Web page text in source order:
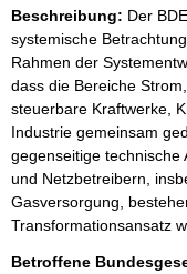
Beschreibung: Der
systemische
Rahmen der
dass die Bereiche
steuerbare Kraftwerke,
Industrie gemeinsam
gegenseitige technische
und Netzbetreibern,
Gasversorgung,
Transformationsansatz
Betroffene